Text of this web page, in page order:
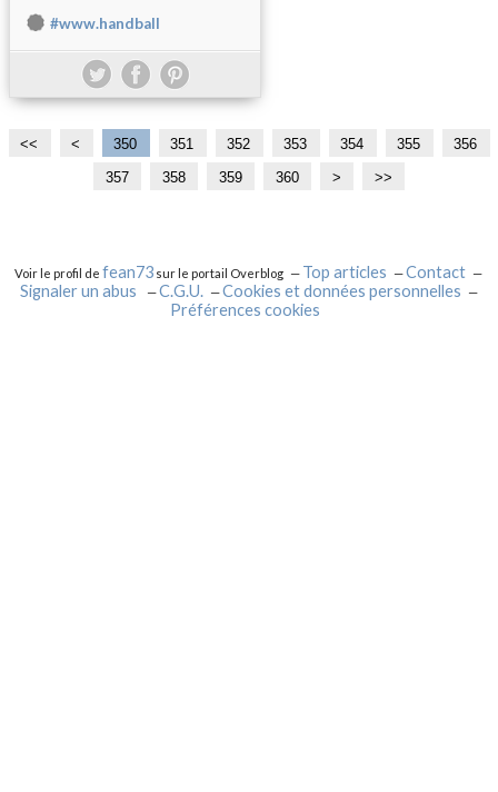
#www.handball
<< <
3
0
3
1
3
2
3
3
3
4
350 351 352 353 354 355
356
357
358 359 360
3
3
3
4
> >>
Voir le profil defean73 sur le portail Overblog Top articles
Contact
Signaler un abus
C.G.U.
Cookies et données personnelles
Préférences cookies